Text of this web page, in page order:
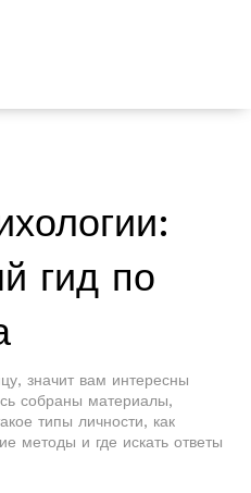
гид по
значит вам интересны
собраны материалы,
типы личности, как
методы и где искать ответы